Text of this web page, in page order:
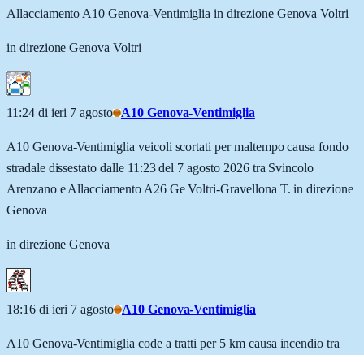
Allacciamento A10 Genova-Ventimiglia in direzione Genova Voltri
in direzione Genova Voltri
11:24 di ieri 7 agosto A10 Genova-Ventimiglia
A10 Genova-Ventimiglia veicoli scortati per maltempo causa fondo
stradale dissestato dalle 11:23 del 7 agosto 2026 tra Svincolo
Arenzano e Allacciamento A26 Ge Voltri-Gravellona T. in direzione
Genova
in direzione Genova
18:16 di ieri 7 agosto A10 Genova-Ventimiglia
A10 Genova-Ventimiglia code a tratti per 5 km causa incendio tra